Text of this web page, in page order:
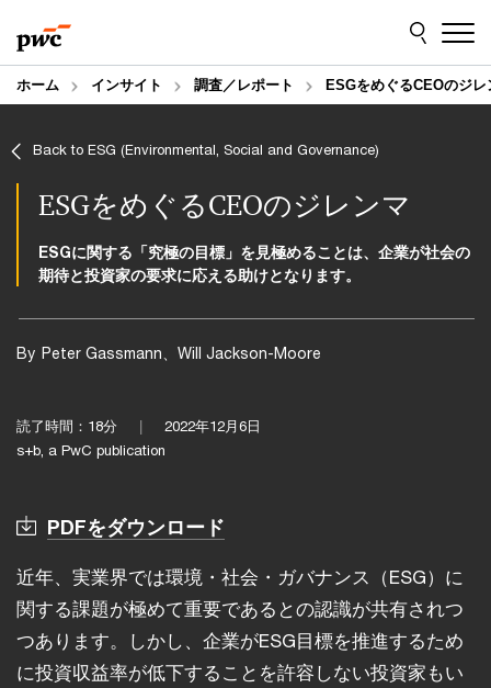
to
content
to
footer
ホーム インサイト 調査／レポート ESGをめぐるCEOのジレ
Back to ESG (Environmental, Social and Governance)
ESGをめぐるCEOのジレンマ
ESGに関する「究極の目標」を見極めることは、企業が社会の
期待と投資家の要求に応える助けとなります。
By Peter Gassmann、Will Jackson-Moore
読了時間：18分
2022年12月6日
s+b, a PwC publication
PDFをダウンロード
近年、実業界では環境・社会・ガバナンス（ESG）に
関する課題が極めて重要であるとの認識が共有されつ
つあります。しかし、企業がESG目標を推進するため
に投資収益率が低下することを許容しない投資家もい